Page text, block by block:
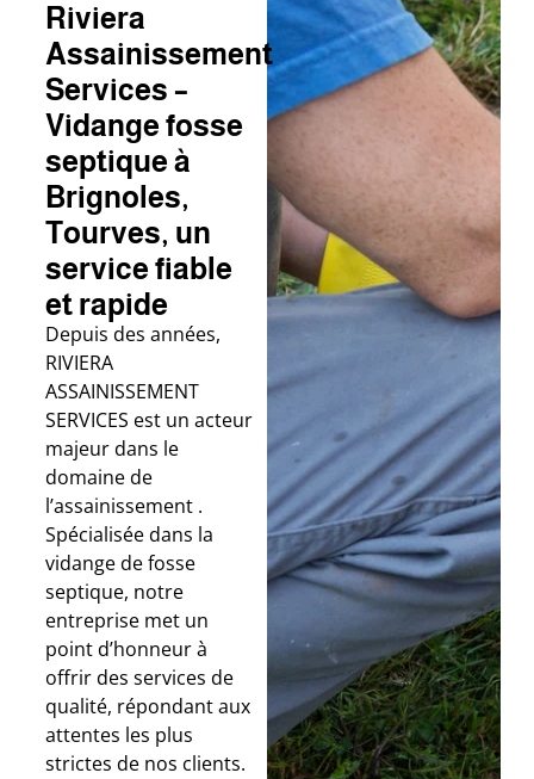
Riviera
Assainissement
Services –
Vidange fosse
septique à
Brignoles,
Tourves, un
service fiable
et rapide
Depuis des années,
RIVIERA
ASSAINISSEMENT
SERVICES est un acteur
majeur dans le
domaine de
l’assainissement .
Spécialisée dans la
vidange de fosse
septique, notre
entreprise met un
point d’honneur à
offrir des services de
qualité, répondant aux
attentes les plus
strictes de nos clients.